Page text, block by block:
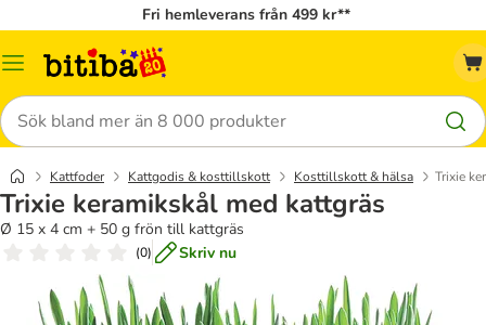
Fri hemleverans från 499 kr**
Meny
Sök
Kattfoder Kattgodis & kosttillskott Kosttillskott & hälsa Trixie
Trixie keramikskål med kattgräs
Ø 15 x 4 cm + 50 g frön till kattgräs
(0) Skriv nu